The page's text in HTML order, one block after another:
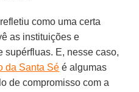
como uma certa
as instituições e
supérfluas. E, nesse caso,
da Santa Sé é algumas
de compromisso com a